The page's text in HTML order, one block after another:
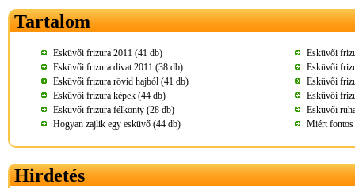
Tartalom
Esküvői frizura 2011 (41 db)
Esküvői
Esküvői frizura divat 2011 (38 db)
Esküvői
Esküvői frizura rövid hajból (41 db)
Esküvői
Esküvői frizura képek (44 db)
Esküvői
Esküvői frizura félkonty (28 db)
Esküvői
Hogyan zajlik egy esküvő (44 db)
Miért fontos
Hirdetés